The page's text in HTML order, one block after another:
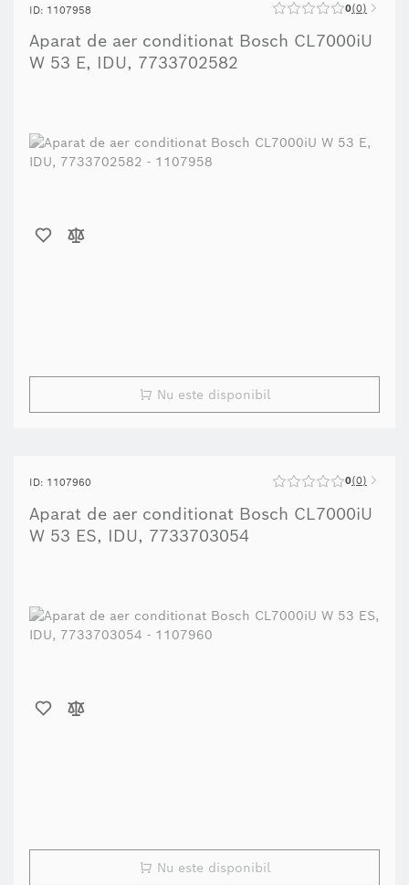
ID: 1107958 0 0
Aparat de aer conditionat Bosch CL7000iU
W 53 E, IDU, 7733702582
Nu este disponibil
ID: 1107960 0 0
Aparat de aer conditionat Bosch CL7000iU
W 53 ES, IDU, 7733703054
Nu este disponibil